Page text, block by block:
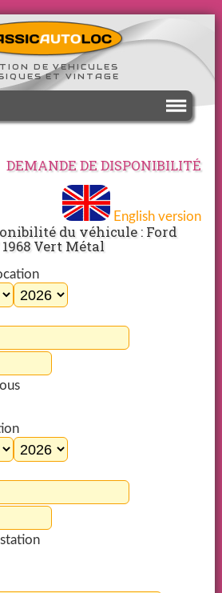
DE VEHICULES
ET VINTAGE
DEMANDE DE DISPONIBILITÉ
English version
du véhicule : Ford
Vert Métal